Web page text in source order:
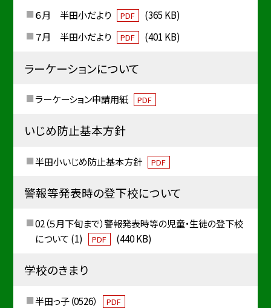
６月 半田小だより PDF
(365 KB)
７月 半田小だより
PDF (401 KB)
ラーケーションについて
ラーケーション申請用紙 PDF
いじめ防止基本方針
半田小いじめ防止基本方針 PDF
警報等発表時の登下校について
02（５月下旬まで）警報発表時等の児童・生徒の登下校
について (1)
PDF (440 KB)
学校のきまり
半田っ子（0526） PDF